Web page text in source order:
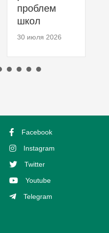
проблем
школ
30 июля 2026
Facebook
Instagram
Twitter
Youtube
Telegram